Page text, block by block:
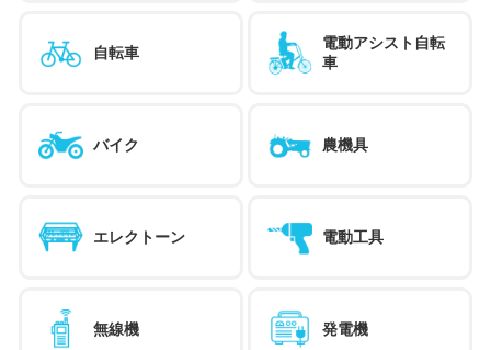
自転車
電動アシスト自転
車
バイク 農機具
エレクトーン 電動工具
無線機 発電機